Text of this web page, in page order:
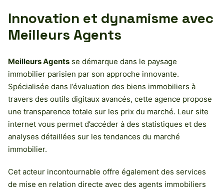
Innovation et dynamisme avec
Meilleurs Agents
Meilleurs Agents se démarque dans le paysage
immobilier parisien par son approche innovante.
Spécialisée dans l’évaluation des biens immobiliers à
travers des outils digitaux avancés, cette agence propose
une transparence totale sur les prix du marché. Leur site
internet vous permet d’accéder à des statistiques et des
analyses détaillées sur les tendances du marché
immobilier.
Cet acteur incontournable offre également des services
de mise en relation directe avec des agents immobiliers